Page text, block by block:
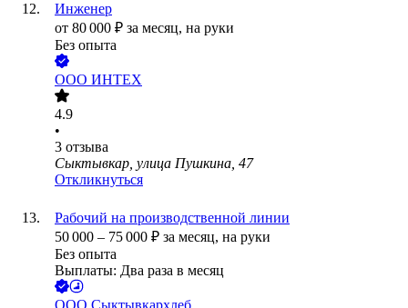
Инженер
от 80 000 ₽ за месяц, на руки
Без опыта
ООО ИНТЕХ
4.9
•
3 отзыва
Сыктывкар, улица Пушкина, 47
Откликнуться
Рабочий на производственной линии
50 000 – 75 000 ₽ за месяц, на руки
Без опыта
Выплаты: Два раза в месяц